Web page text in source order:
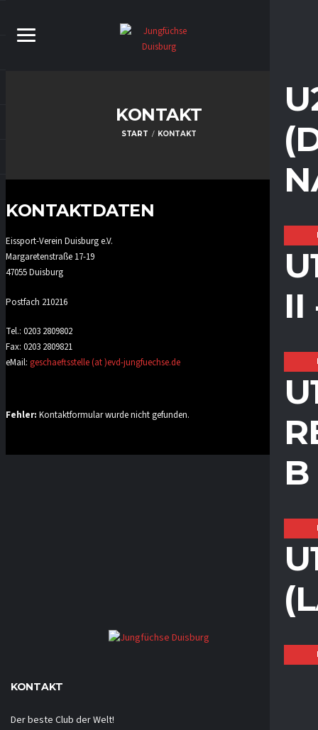
II
B
KONTAKT
START KONTAKT
KONTAKTDATEN
Eissport-Verein Duisburg e.V.
Margaretenstraße 17-19
47055 Duisburg
Postfach 210216
Tel.: 0203 2809802
Fax: 0203 2809821
eMail: geschaeftsstelle (at )evd-jungfuechse.de
Fehler: Kontaktformular wurde nicht gefunden.
KONTAKT
Der beste Club der Welt!